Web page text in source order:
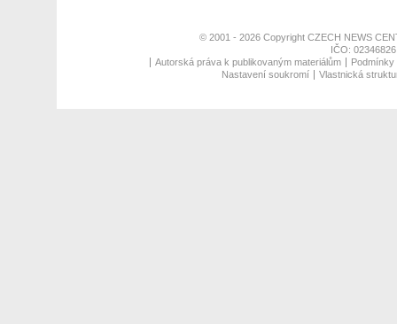
© 2001 - 2026 Copyright CZECH NEWS
IČO:
Autorská práva k publikovaným materiálům
Nastavení soukromí
Vlastnická